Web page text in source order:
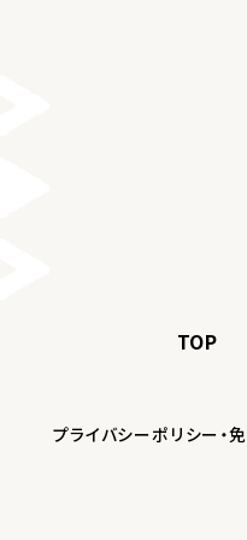
TOP
プライバシーポリシー・